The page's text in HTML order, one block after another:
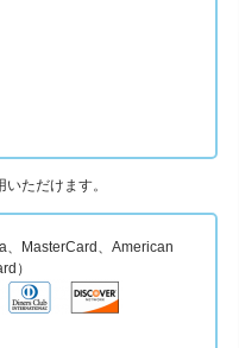
ただけます。
、MasterCard、American
）